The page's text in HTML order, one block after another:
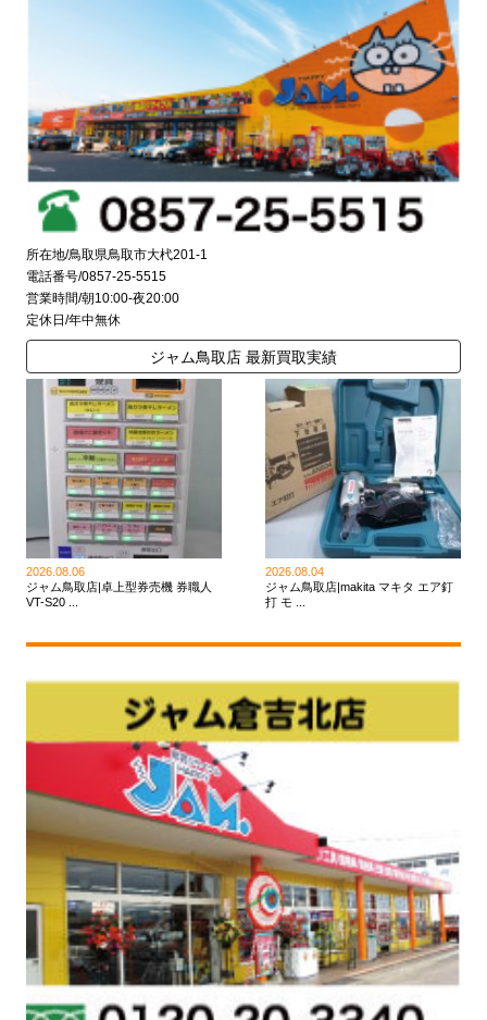
所在地/鳥取県鳥取市大杙201-1
電話番号/0857-25-5515
営業時間/朝10:00-夜20:00
定休日/年中無休
ジャム鳥取店 最新買取実績
2026.08.06
ジャム鳥取店|卓上型券売機 券職人
VT-S20 ...
2026.08.04
ジャム鳥取店|makita マキタ エア釘
打 モ ...